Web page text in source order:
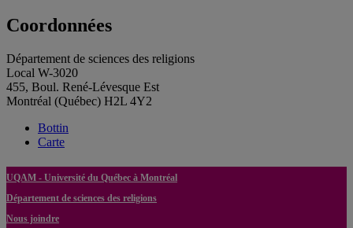
Coordonnées
Département de sciences des religions
Local W-3020
455, Boul. René-Lévesque Est
Montréal (Québec) H2L 4Y2
Bottin
Carte
UQAM - Université du Québec à Montréal
Département de sciences des religions
Nous joindre